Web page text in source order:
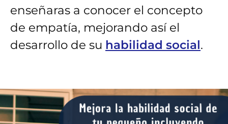
enseñaras a conocer el concepto
de empatía, mejorando así el
desarrollo de su habilidad social.